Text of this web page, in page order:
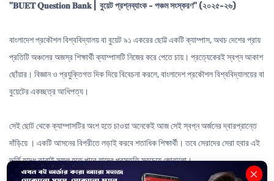
"𝐁𝐔𝐄𝐓 𝐐𝐮𝐞𝐬𝐭𝐢𝐨𝐧 𝐁𝐚𝐧𝐤 | বুয়েট প্রশ্নব্যাংক - পঞ্চম সংস্করণ" (২০২৫-২৬)
বাংলাদেশ প্রকৌশল বিশ্ববিদ্যালয় বা বুয়েট ৯১ একরের ছোট্ট একটি ক্যাম্পাস, অথচ দেশের প্রায়
প্রতিটি অঞ্চলের অজস্র শিক্ষার্থী ক্যাম্পাসটি নিজের করে পেতে চায়। প্রত্যেকেরই স্বপ্ন আকাশ
ছোঁয়ার। বিজ্ঞান ও প্রযুক্তিগত দিক দিয়ে বিবেচনা করলে, বাংলাদেশ প্রকৌশল বিশ্ববিদ্যালয়ের বা
বুয়েটের একচ্ছত্র আধিপত্য।
সেই ছোট থেকে ক্যাম্পাসটির অংশ হতে চাওয়া অনেকেই আজ সেই স্বপ্ন অর্জনের দ্বারপ্রান্তে
দাঁড়িয়ে । একটি আসনের বিপরীতে লড়াই করবে শতাধিক শিক্ষার্থী। তবে সেরাদের সেরা হবার এই
ভর্তি যুদ্ধে তারাই সফল হতে পারে যাদের প্রস্তুতি সবচেয়ে জোরালো।